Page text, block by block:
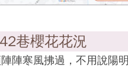
巷櫻花花況
陣寒風拂過，不用說陽